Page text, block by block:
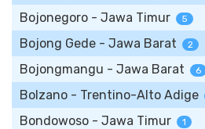
Bojonegoro - Jawa Timur 5
Bojong Gede - Jawa Barat 2
Bojongmangu - Jawa Barat 6
Bolzano - Trentino-Alto Adige
Bondowoso - Jawa Timur 1